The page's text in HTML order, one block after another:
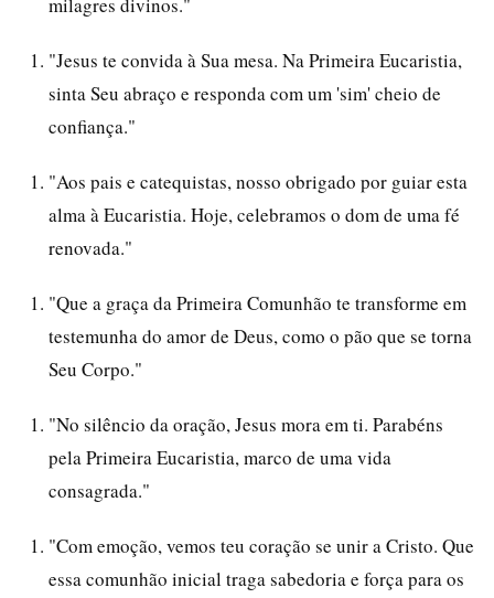
"Jesus te convida à Sua mesa. Na Primeira Eucaristia,
sinta Seu abraço e responda com um 'sim' cheio de
confiança."
"Aos pais e catequistas, nosso obrigado por guiar esta
alma à Eucaristia. Hoje, celebramos o dom de uma fé
renovada."
"Que a graça da Primeira Comunhão te transforme em
testemunha do amor de Deus, como o pão que se torna
Seu Corpo."
"No silêncio da oração, Jesus mora em ti. Parabéns
pela Primeira Eucaristia, marco de uma vida
consagrada."
"Com emoção, vemos teu coração se unir a Cristo. Que
essa comunhão inicial traga sabedoria e força para os